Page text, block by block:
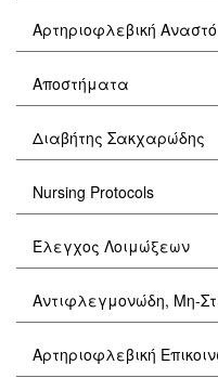
Αρτηριοφλεβική
Αποστήματα
Διαβήτης Σακχαρώδης
Nursing Protocols
Έλεγχος Λοιμώξεων
Αντιφλεγμονώδη, Μη-
Αρτηριοφλεβική